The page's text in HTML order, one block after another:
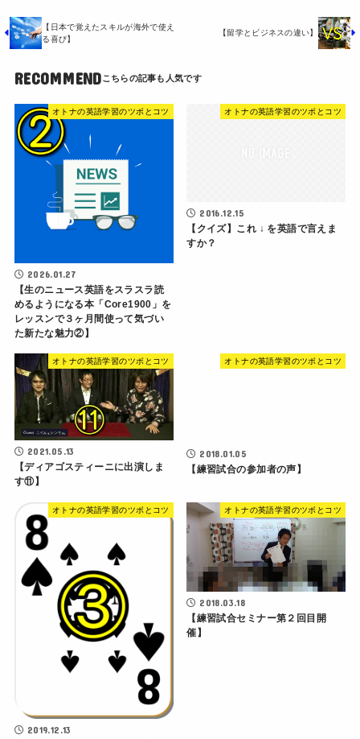
【日本で覚えたスキルが海外で使え
る喜び】
【留学とビジネスの違い】
RECOMMEND
オトナの英語学習のツボとコツ
2026.01.27
【生のニュース英語をスラスラ読
めるようになる本「Core1900」を
レッスンで３ヶ月間使って気づい
た新たな魅力②】
オトナの英語学習のツボとコツ
2016.12.15
【クイズ】これ ↓ を英語で言えま
すか？
オトナの英語学習のツボとコツ
2021.05.13
【ディアゴスティーニに出演しま
す⑪】
オトナの英語学習のツボとコツ
2018.01.05
【練習試合の参加者の声】
オトナの英語学習のツボとコツ
2019.12.13
オトナの英語学習のツボとコツ
2018.03.18
【練習試合セミナー第２回目開
催】